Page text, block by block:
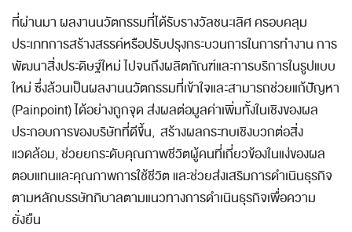
ที่ผ่านมา ผลงานนวัตกรรมที่ได้รับรางวัลชนะเลิศ ครอบคลุม
ประเภทการสร้างสรรค์หรือปรับปรุงกระบวนการในการทำงาน การ
พัฒนาสิ่งประดิษฐ์ใหม่ ไปจนถึงผลิตภัณฑ์และการบริการในรูปแบบ
ใหม่ ซึ่งล้วนเป็นผลงานนวัตกรรมที่เข้าใจและสามารถช่วยแก้ปัญหา
(Painpoint) ได้อย่างถูกจุด ส่งผลต่อมูลค่าเพิ่มทั้งในเชิงของผล
ประกอบการของบริษัทที่ดีขึ้น, สร้างผลกระทบเชิงบวกต่อสิ่ง
แวดล้อม, ช่วยยกระดับคุณภาพชีวิตผู้คนที่เกี่ยวข้องในแง่ของผล
ตอบแทนและคุณภาพการใช้ชีวิต และช่วยส่งเสริมการดำเนินธุรกิจ
ตามหลักบรรษัทภิบาลตามแนวทางการดำเนินธุรกิจเพื่อความ
ยั่งยืน